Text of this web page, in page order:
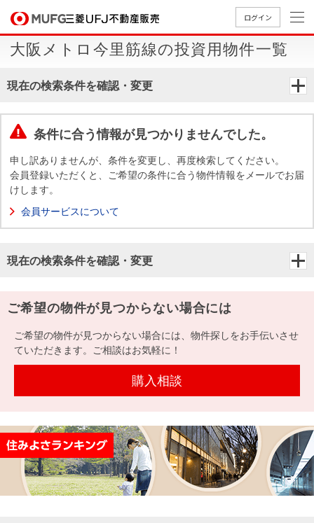
ログイン
買いたいTOP
中古
ショ
探す
新
建て
す
投
用
件
を
探
す
事業
件を
売りたいTOP
無
査
売
AI
売却
時手
金額
売却向け
サービス
周辺相場
検索
住まい1プ
ラス（お
店舗案内TOP
店舗のご
都圏）
店舗のご
古屋）
店舗のご
会社情報TOP
ごあいさ
会社概
MUFG
ョン
沿革
本社地
図
ニュース
（電子ブ
採用情報TOP
新卒採用
キャリア
買いたい
売りたい
店舗案内
会社情報
採用情報
法人のお客さま
提携企業にお勤めの方
会員ページ
閉じる
大阪メトロ今里筋線の投資用物件一覧
現在の検索条件を確認・変更
条件に合う情報が見つかりませんでした。
申し訳ありませんが、条件を変更し、再度検索してください。
会員登録いただくと、ご希望の条件に合う物件情報をメールでお届
けします。
会員サービスについて
現在の検索条件を確認・変更
ご希望の物件が見つからない場合には
ご希望の物件が見つからない場合には、物件探しをお手伝いさせ
ていただきます。ご相談はお気軽に！
購入相談